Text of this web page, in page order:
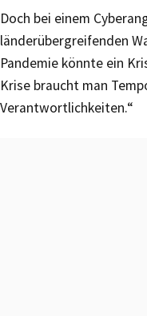
Doch bei einem
länderübergreifenden
Pandemie könnte ein
Krise braucht man
Verantwortlichkeiten.“